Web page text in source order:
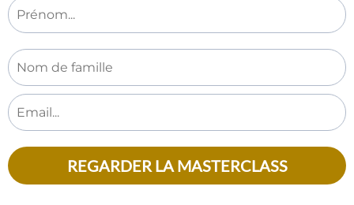
REGARDER LA MASTERCLASS